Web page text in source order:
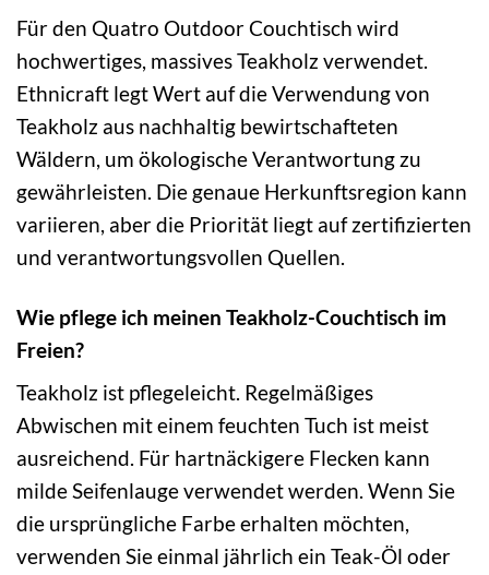
Für den Quatro Outdoor Couchtisch wird
hochwertiges, massives Teakholz verwendet.
Ethnicraft legt Wert auf die Verwendung von
Teakholz aus nachhaltig bewirtschafteten
Wäldern, um ökologische Verantwortung zu
gewährleisten. Die genaue Herkunftsregion kann
variieren, aber die Priorität liegt auf zertifizierten
und verantwortungsvollen Quellen.
Wie pflege ich meinen Teakholz-Couchtisch im
Freien?
Teakholz ist pflegeleicht. Regelmäßiges
Abwischen mit einem feuchten Tuch ist meist
ausreichend. Für hartnäckigere Flecken kann
milde Seifenlauge verwendet werden. Wenn Sie
die ursprüngliche Farbe erhalten möchten,
verwenden Sie einmal jährlich ein Teak-Öl oder